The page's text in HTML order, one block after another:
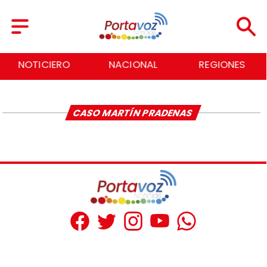
NOTICIERO NACIONAL REGIONES
CASO MARTÍN PRADENAS